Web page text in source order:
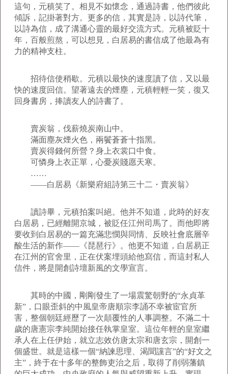
這句，元稹笑了。相見不如懷念，通過詩書，他們彼此
傾訴，記掛著對方。更多的信，其實是詩，以詩代筆，
以詩為信，成了溝通心靈的最好交流方式。元稹被貶十
年，百般煎熬，可以想見，白居易的書信成了他最為有
力的精神支柱。
招待信使稍歇。元稹以最快的速度讀了信，又以最
快的速度回信。望著遠去的煙塵，元稹輕輕一笑，復又
回身書房，捧讀友人的詩書了。
賣炭翁，伐薪燒炭南山中。
滿面塵灰煙火色，兩鬢蒼蒼十指黑。
賣炭得錢何所營？身上衣裳口中食。
可憐身上衣正單，心憂炭賤愿天寒。
……
――白居易《新樂府組詩第三十二・賣炭翁》
讀詩畢，元稹拍案叫絕。他并不知道，此時的好友
白居易，已經離開京城，被貶任江州司馬了。而他即將
要收到白居易的一篇充滿悲憫與同情、反映社會底層辛
酸生活的新作――《琵琶行》。他更不知道，白居易正
在江州的官舍里，正在伏案埋頭給他寫信，而這封私人
信件，將是開創詩壇新風的文學宣言。
其時的中國，剛剛發生了一場震驚朝野的“永貞革
新”，口眼歪斜的中風皇帝唐順宗李誦不幸被宦官所
害，整個朝廷經歷了一次顛覆性的人事調整。不滿二十
歲的唐憲宗李純開始接任執掌皇室。這位年輕的皇室繼
承人在上任伊始，就立志效仿唐太宗和唐玄宗，開創一
個盛世。就是這樣一個“納諫思理、渴聞讜言”的“好文之
主”，終于在十多年的整飾吏治之后，取得了削弱藩鎮